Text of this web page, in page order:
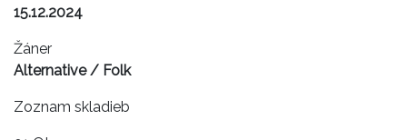
15.12.2024
Žáner
Alternative / Folk
Zoznam skladieb